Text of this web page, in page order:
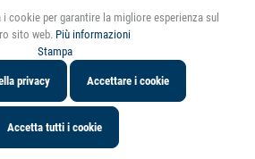
è menzionato nel blog
interessanti sull'articolo
cookie per garantire la migliore esperienza sul
sito web. Più informazioni
Stampa
privacy Accettare i cookie
Accetta tutti i cookie